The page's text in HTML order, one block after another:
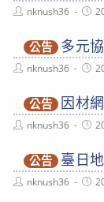
Postnknush36
Post
公告 多元
Postnknush36
Post
公告 因材
Postnknush36
Post
公告 臺日
Postnknush36
Post